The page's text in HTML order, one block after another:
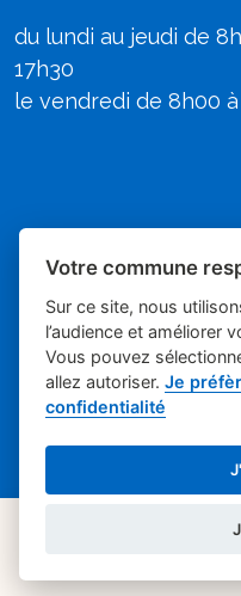
du lundi au jeudi de
17h30
le vendredi de 8h00 à
Place du village la
appli des collectivités
Mentions légales-
Votre commune
Sur ce site, nous
l’audience et améliorer
Vous pouvez
allez autoriser.Je
confidentialité